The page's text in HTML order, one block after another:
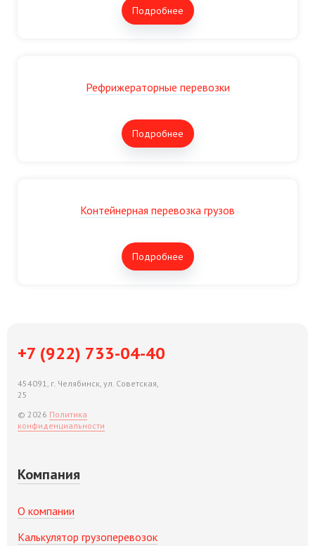
Подробнее
Рефрижераторные перевозки
Подробнее
Контейнерная перевозка грузов
Подробнее
Компания
О компании
Калькулятор грузоперевозок
+7 (922) 733-04-40
454091, г. Челябинск, ул. Советская,
25
© 2026 Политика
конфиденциальности